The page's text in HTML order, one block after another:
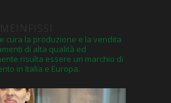
cura la produzione e la vendita
di alta qualità ed
risulta essere un marchio di
in Italia e Europa.